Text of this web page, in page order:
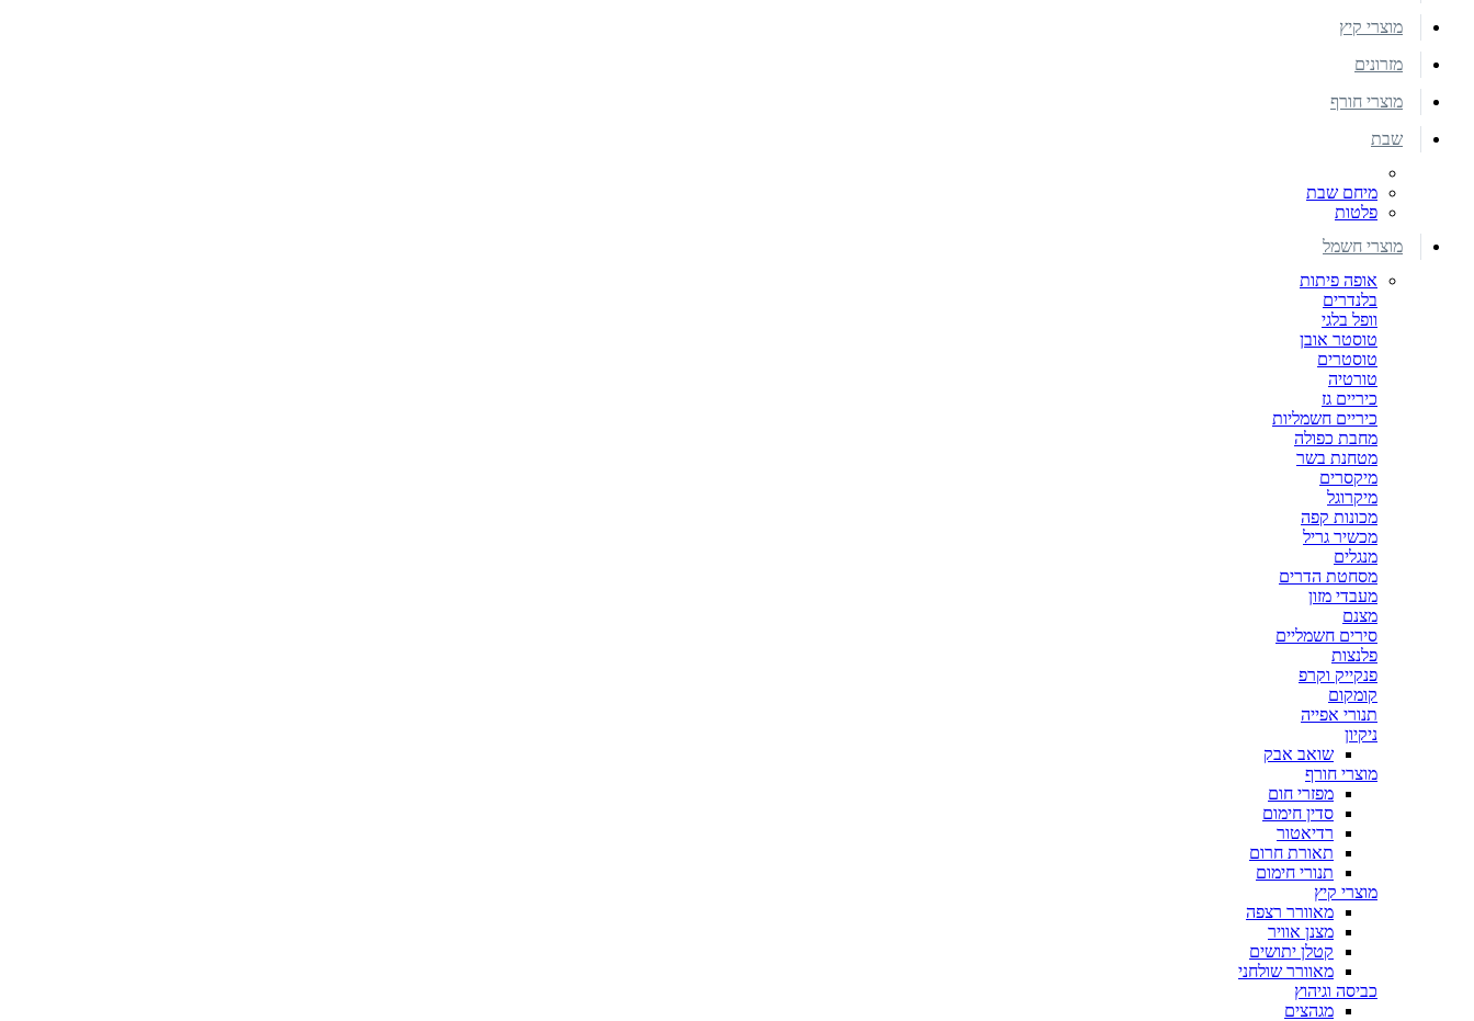
מוצרי קיץ
מזרונים
מוצרי חורף
שבת
מיחם שבת
פלטות
מוצרי חשמל
אופה פיתות
בלנדרים
וופל בלגי
טוסטר אובן
טוסטרים
טורטיה
כיריים גז
כיריים חשמליות
מחבת כפולה
מטחנת בשר
מיקסרים
מיקרוגל
מכונות קפה
מכשיר גריל
מנגלים
מסחטת הדרים
מעבדי מזון
מצנם
סירים חשמליים
פלנצות
פנקייק וקרפ
קומקום
תנורי אפייה
ניקיון
שואב אבק
מוצרי חורף
מפזרי חום
סדין חימום
רדיאטור
תאורת חרום
תנורי חימום
מוצרי קיץ
מאוורר רצפה
מצנן אוויר
קטלן יתושים
מאוורר שולחני
כביסה וגיהוץ
מגהצים